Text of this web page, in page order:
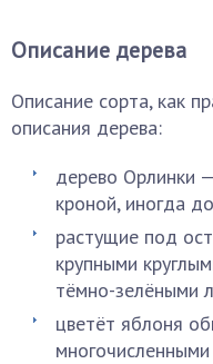
Описание дерева
Описание сорта, как
описания дерева:
дерево Орлинки
кроной, иногда
растущие под
крупными
тёмно-зелёными
цветёт яблоня